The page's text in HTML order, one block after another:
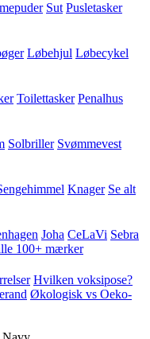
Sut Pusletasker
Løbehjul Løbecykel
Toilettasker Penalhus
Solbriller Svømmevest
Knager Se alt
Joha CeLaVi Sebra
100+ mærker
Hvilken voksipose?
Økologisk vs Oeko-